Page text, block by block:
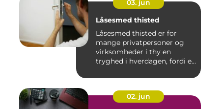
03. jun
Låsesmed thisted
Låsesmed thisted er for
mange privatpersoner og
virksomheder i thy en
tryghed i hverdagen, fordi en
02. jun